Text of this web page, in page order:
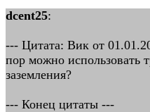
dcent25:
--- Цитата: Вик от
пор можно использовать
заземления?
--- Конец цитаты ---